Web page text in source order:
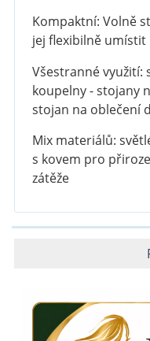
Kompaktní: Volně
jej flexibilně umístit
Všestranné využití:
koupelny - stojany
stojan na oblečení
Mix materiálů:
s kovem pro
zátěže